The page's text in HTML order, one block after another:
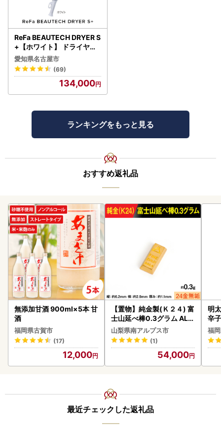
ReFa BEAUTECH DRYER S
+【ホワイト】 ドライヤー
美容 家電 ドライヤー リフ
ァ
愛知県名古屋市
(69)
134,000
ランキングをもっと見る
おすすめ返礼品
無添加甘酒 900ml×5本 甘
酒
福岡県古賀市
(17)
12,000
【置物】純金製(Ｋ２４) 富
士山延べ棒0.3グラム ALP
BK193
山梨県南アルプス市
(1)
54,000
明
辛
福
最近チェックした返礼品